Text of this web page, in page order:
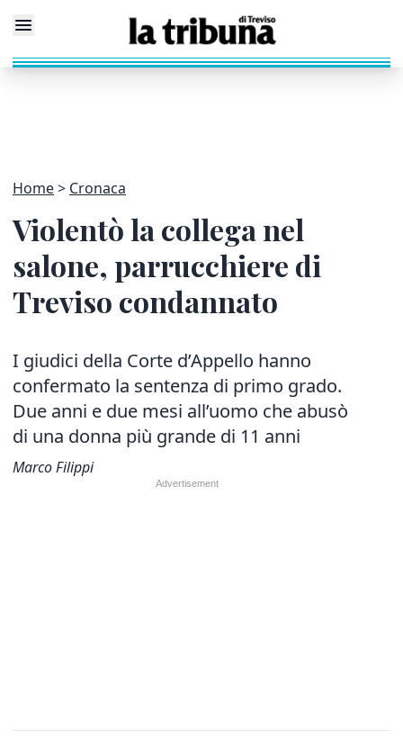
Home Cronaca
Violentò la collega nel
salone, parrucchiere di
Treviso condannato
I giudici della Corte d’Appello hanno
confermato la sentenza di primo grado.
Due anni e due mesi all’uomo che abusò
di una donna più grande di 11 anni
Marco Filippi